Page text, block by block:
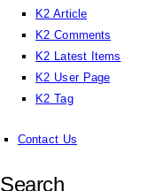
K2 Article
K2 Comments
K2 Latest Items
K2 User Page
K2 Tag
Contact Us
Search